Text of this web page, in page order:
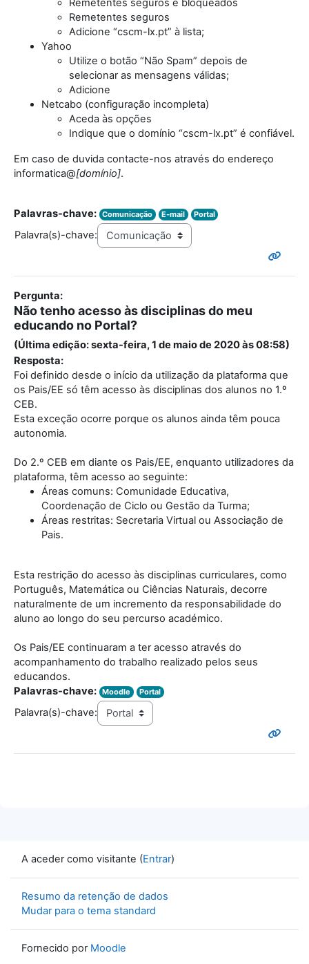
Remetentes seguros e bloqueados
Remetentes seguros
Adicione “cscm-lx.pt” à lista;
Yahoo
Utilize o botão “Não Spam” depois de
selecionar as mensagens válidas;
Adicione
Netcabo (configuração incompleta)
Aceda às opções
Indique que o domínio “cscm-lx.pt” é confiável.
Em caso de duvida contacte-nos através do endereço
informatica@[domínio].
Palavras-chave: Comunicação E-mail Portal
Palavra(s)-chave:
Pergunta:
Não tenho acesso às disciplinas do meu
educando no Portal?
(Última edição: sexta-feira, 1 de maio de 2020 às 08:58)
Resposta:
Foi definido desde o início da utilização da plataforma que
os Pais/EE só têm acesso às disciplinas dos alunos no 1.º
CEB.
Esta exceção ocorre porque os alunos ainda têm pouca
autonomia.
Do 2.º CEB em diante os Pais/EE, enquanto utilizadores da
plataforma, têm acesso ao seguinte:
Áreas comuns: Comunidade Educativa,
Coordenação de Ciclo ou Gestão da Turma;
Áreas restritas: Secretaria Virtual ou Associação de
Pais.
Esta restrição do acesso às disciplinas curriculares, como
Português, Matemática ou Ciências Naturais, decorre
naturalmente de um incremento da responsabilidade do
aluno ao longo do seu percurso académico.
Os Pais/EE continuaram a ter acesso através do
acompanhamento do trabalho realizado pelos seus
educandos.
Palavras-chave: Moodle Portal
Palavra(s)-chave:
A aceder como visitante (Entrar)
Resumo da retenção de dados
Mudar para o tema standard
Fornecido por Moodle